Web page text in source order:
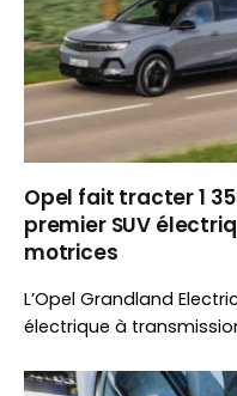
Opel fait tracter 1
premier SUV
motrices
L’Opel Grandland
électrique à
remorquage de 1 350